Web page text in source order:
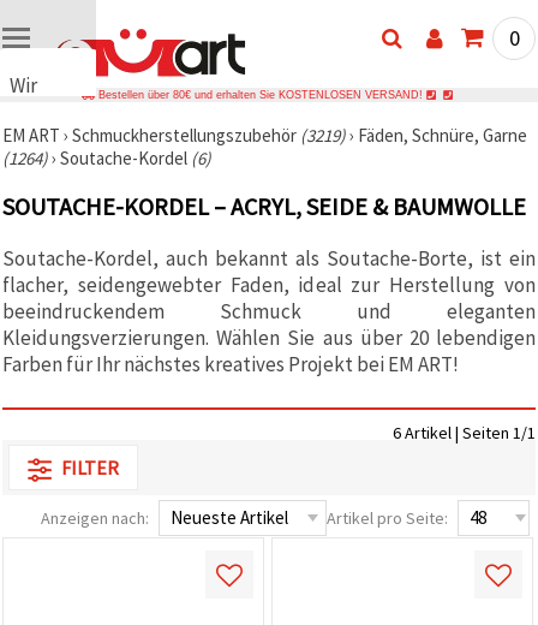
Wir
Cookies
🍪 Wir
Cookies
ähnliche
Technologien,
um das
ordnungsgemäße
Funktionieren
der Website
sicherzustellen,
und, mit
Ihrer
Datenverkehr
0
Bestellen über 80€ und erhalten Sie KOSTENLOSEN VERSAND!
EM ART › Schmuckherstellungszubehör (3219)› Fäden, Schnüre, Garne
(1264)› Soutache-Kordel (6)
SOUTACHE-KORDEL – ACRYL, SEIDE & BAUMWOLLE
Soutache-Kordel, auch bekannt als Soutache-Borte, ist ein
flacher, seidengewebter Faden, ideal zur Herstellung von
beeindruckendem Schmuck und eleganten
Kleidungsverzierungen. Wählen Sie aus über 20 lebendigen
Farben für Ihr nächstes kreatives Projekt bei EM ART!
6 Artikel | Seiten 1/1
FILTER
Anzeigen nach: Artikel pro Seite: